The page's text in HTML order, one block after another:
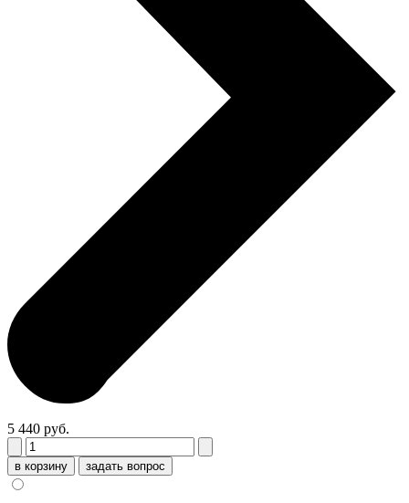
5 440 руб.
в корзину задать вопрос